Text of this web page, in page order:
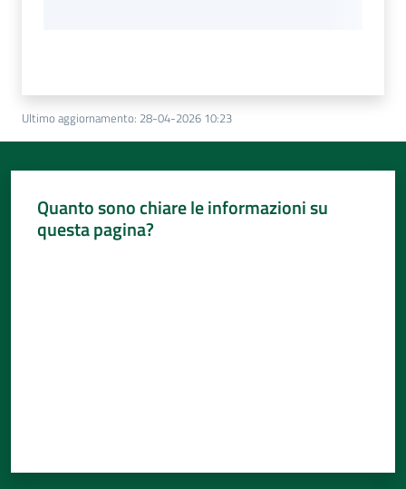
Ultimo aggiornamento: 28-04-2026 10:23
Quanto sono chiare le informazioni su
questa pagina?